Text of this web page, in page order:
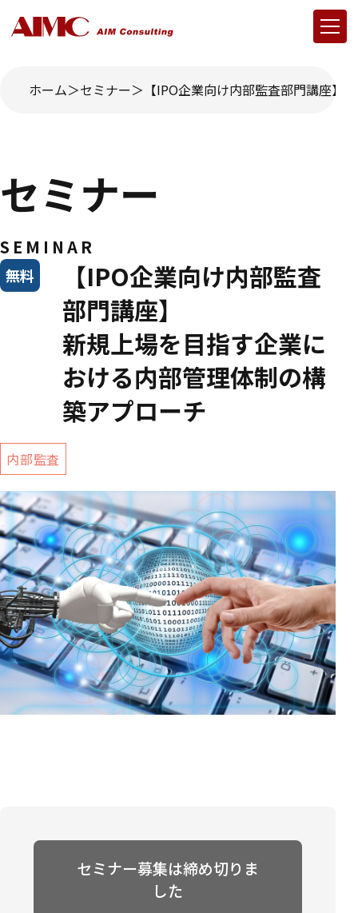
ホーム セミナー 【IPO企業向け内部監査部門講座】
セミナー
SEMINAR
【IPO企業向け内部監査
部門講座】
新規上場を目指す企業に
おける内部管理体制の構
築アプローチ
無料
内部監査
セミナー募集は締め切りま
した